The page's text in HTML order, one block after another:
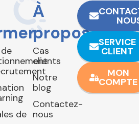
de
À
propos
Cas
clients
Notre
blog
Contactez-
nous
SERVICE
CLIENT
MON
COMPTE